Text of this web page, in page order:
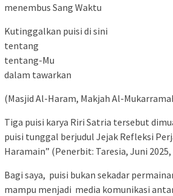
menembus Sang Waktu
Kutinggalkan puisi di sini
tentang
tentang-Mu
dalam tawarkan
(Masjid Al-Haram, Makjah Al-
Tiga puisi karya Riri Satria tersebut
puisi tunggal berjudul Jejak Refleksi
Haramain” (Penerbit: Taresia, Juni 2025,
Bagi saya, puisi bukan sekadar
mampu menjadi media komunikasi